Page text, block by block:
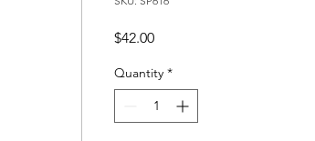
$42.00Price
Quantity *